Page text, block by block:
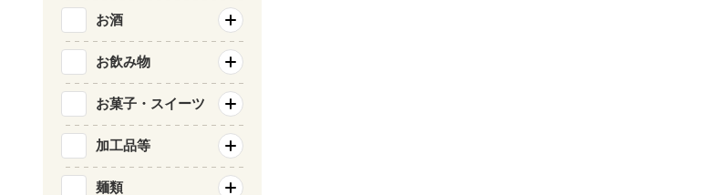
お酒
お飲み物
お菓子・スイーツ
加工品等
麺類